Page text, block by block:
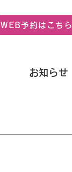
WEB予約はこちら
お知らせ